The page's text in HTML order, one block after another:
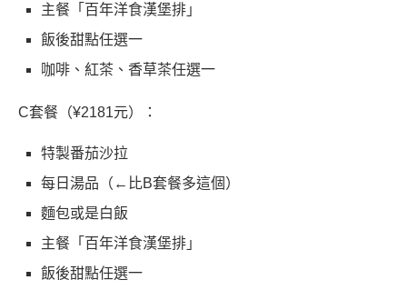
主餐「百年洋食漢堡排」
飯後甜點任選一
咖啡、紅茶、香草茶任選一
C套餐（¥2181元）：
特製番茄沙拉
每日湯品（←比B套餐多這個）
麵包或是白飯
主餐「百年洋食漢堡排」
飯後甜點任選一